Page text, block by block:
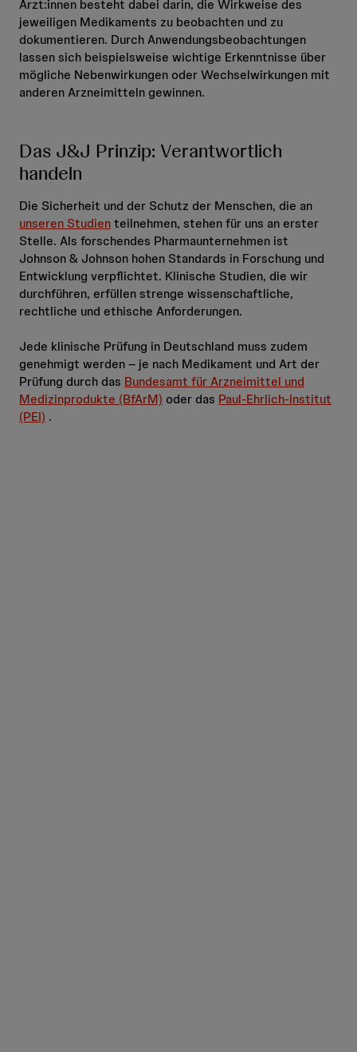
Ärzt:innen besteht dabei darin, die Wirkweise des
jeweiligen Medikaments zu beobachten und zu
dokumentieren. Durch Anwendungsbeobachtungen
lassen sich beispielsweise wichtige Erkenntnisse über
mögliche Nebenwirkungen oder Wechselwirkungen mit
anderen Arzneimitteln gewinnen.
Das J&J Prinzip: Verantwortlich
handeln
Die Sicherheit und der Schutz der Menschen, die an
unseren Studienteilnehmen, stehen für uns an erster
Stelle. Als forschendes Pharmaunternehmen ist
Johnson & Johnson hohen Standards in Forschung und
Entwicklung verpflichtet. Klinische Studien, die wir
durchführen, erfüllen strenge wissenschaftliche,
rechtliche und ethische Anforderungen.
Jede klinische Prüfung in Deutschland muss zudem
genehmigt werden – je nach Medikament und Art der
Prüfung durch das Bundesamt für Arzneimittel und
Medizinprodukte (BfArM) oder das Paul-Ehrlich-Institut
(PEI) .